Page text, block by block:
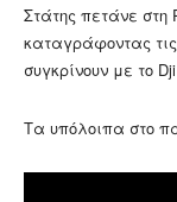
Στάτης πετάνε στη
καταγράφοντας
συγκρίνουν με το
Τα υπόλοιπα στο